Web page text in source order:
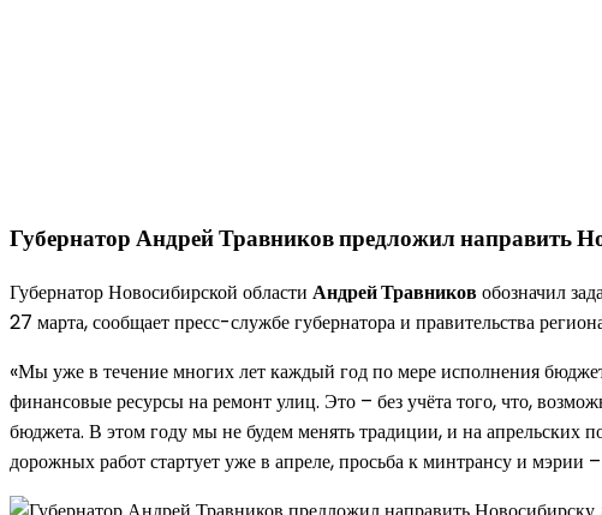
Губернатор Андрей Травников предложил направить
Губернатор Новосибирской области Андрей Травниковобозначил
27 марта, сообщает пресс-службе губернатора и правительства
«Мы уже в течение многих лет каждый год по мере исполнения
финансовые ресурсы на ремонт улиц. Это – без учёта того, что,
бюджета. В этом году мы не будем менять традиции, и на
дорожных работ стартует уже в апреле, просьба к минтрансу и мэрии